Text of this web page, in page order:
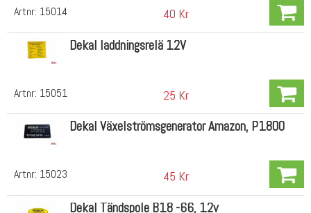
Artnr: 15014 40 Kr
Artnr: 15051
Dekal laddningsrelä 12V
25 Kr
Artnr: 15023
Dekal Växelströmsgenerator Amazon, P1800
45 Kr
Dekal Tändspole B18 -66, 12v